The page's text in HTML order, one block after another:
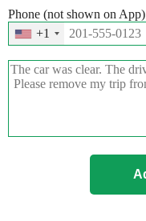
Phone (not shown on App)
+1